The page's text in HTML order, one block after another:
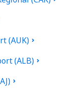
(AUK)
(ALB)